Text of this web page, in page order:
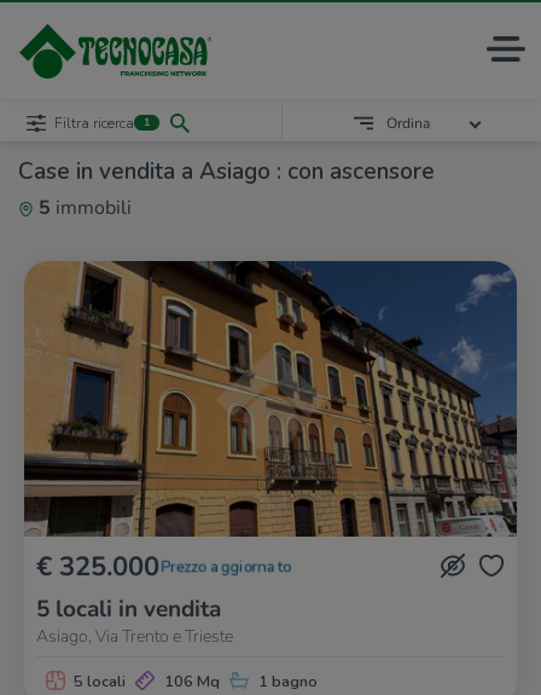
Case in vendita a Asiago : con ascensore
5 immobili
Filtra ricerca 1 Ordina
€ 325.000 Prezzo aggiornato
5 locali in vendita
Asiago, Via Trento e Trieste
5 locali 106 Mq 1 bagno